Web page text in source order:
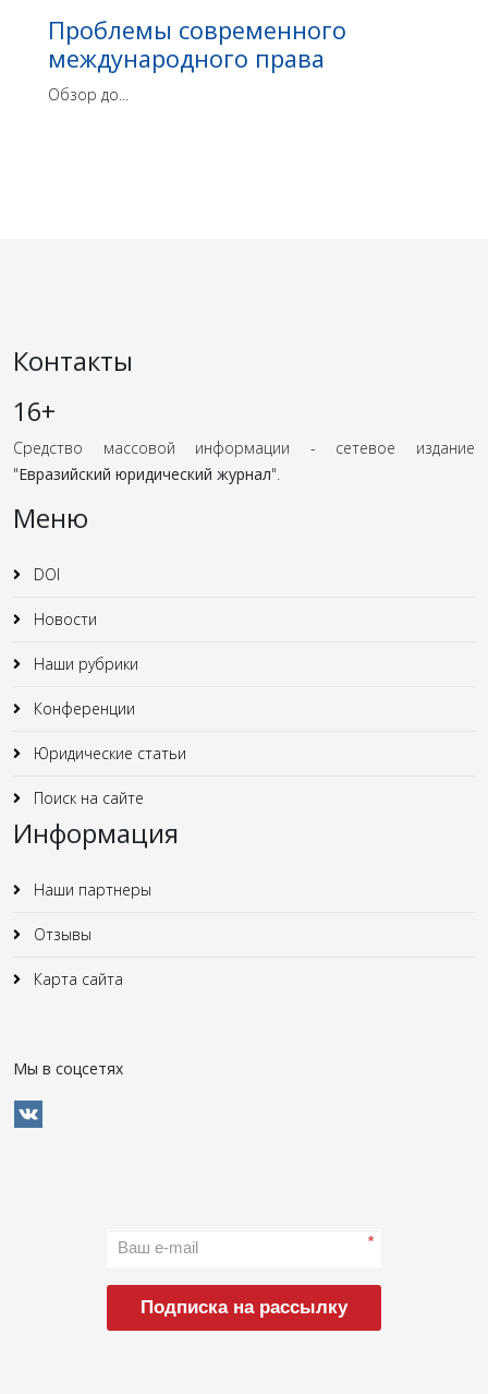
Проблемы современного
международного права
Обзор до...
Контакты
16+
Средство массовой информации - сетевое издание
"Евразийский юридический журнал".
Меню
DOI
Новости
Наши рубрики
Конференции
Юридические статьи
Поиск на сайте
Информация
Наши партнеры
Отзывы
Карта сайта
Мы в соцсетях
*
Подписка на рассылку